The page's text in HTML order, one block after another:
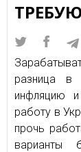
разница в
инфляцию
работу в
прочь
варианты